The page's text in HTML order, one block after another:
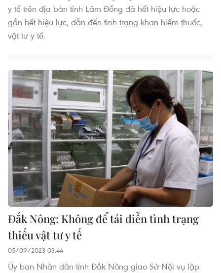
y tế trên địa bàn tỉnh Lâm Đồng đã hết hiệu lực hoặc
gần hết hiệu lực, dẫn đến tình trạng khan hiếm thuốc,
vật tư y tế.
Đắk Nông: Không để tái diễn tình trạng
thiếu vật tư y tế
05/09/2023 03:44
Ủy ban Nhân dân tỉnh Đắk Nông giao Sở Nội vụ lập